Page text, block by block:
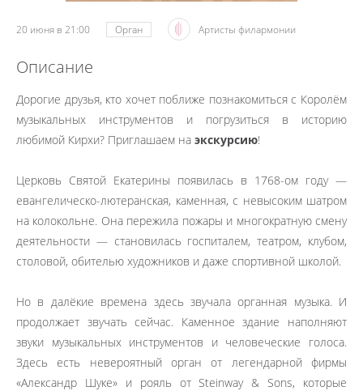
20 июня в 21:00 Орган Артисты филармонии
Описание
Дорогие друзья, кто хочет поближе познакомиться с Королём
музыкальных инструментов и погрузиться в историю
любимой Кирхи? Приглашаем на экскурсию!
Церковь Святой Екатерины появилась в 1768-ом году —
евангелическо-лютеранская, каменная, с невысоким шатром
на колокольне. Она пережила пожары и многократную смену
деятельности — становилась госпиталем, театром, клубом,
столовой, обителью художников и даже спортивной школой.
Но в далёкие времена здесь звучала органная музыка. И
продолжает звучать сейчас. Каменное здание наполняют
звуки музыкальных инструментов и человеческие голоса.
Здесь есть невероятный орган от легендарной фирмы
«Александр Шуке» и рояль от Steinway & Sons, которые